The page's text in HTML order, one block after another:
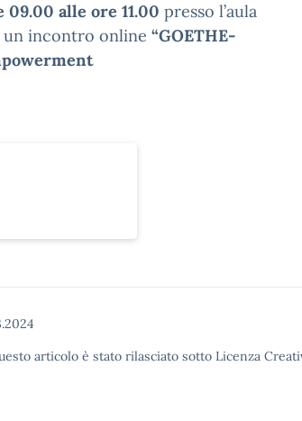
alle ore 11.00 presso l’aula
un incontro online “GOETHE-
articolo è stato rilasciato sotto Licenza